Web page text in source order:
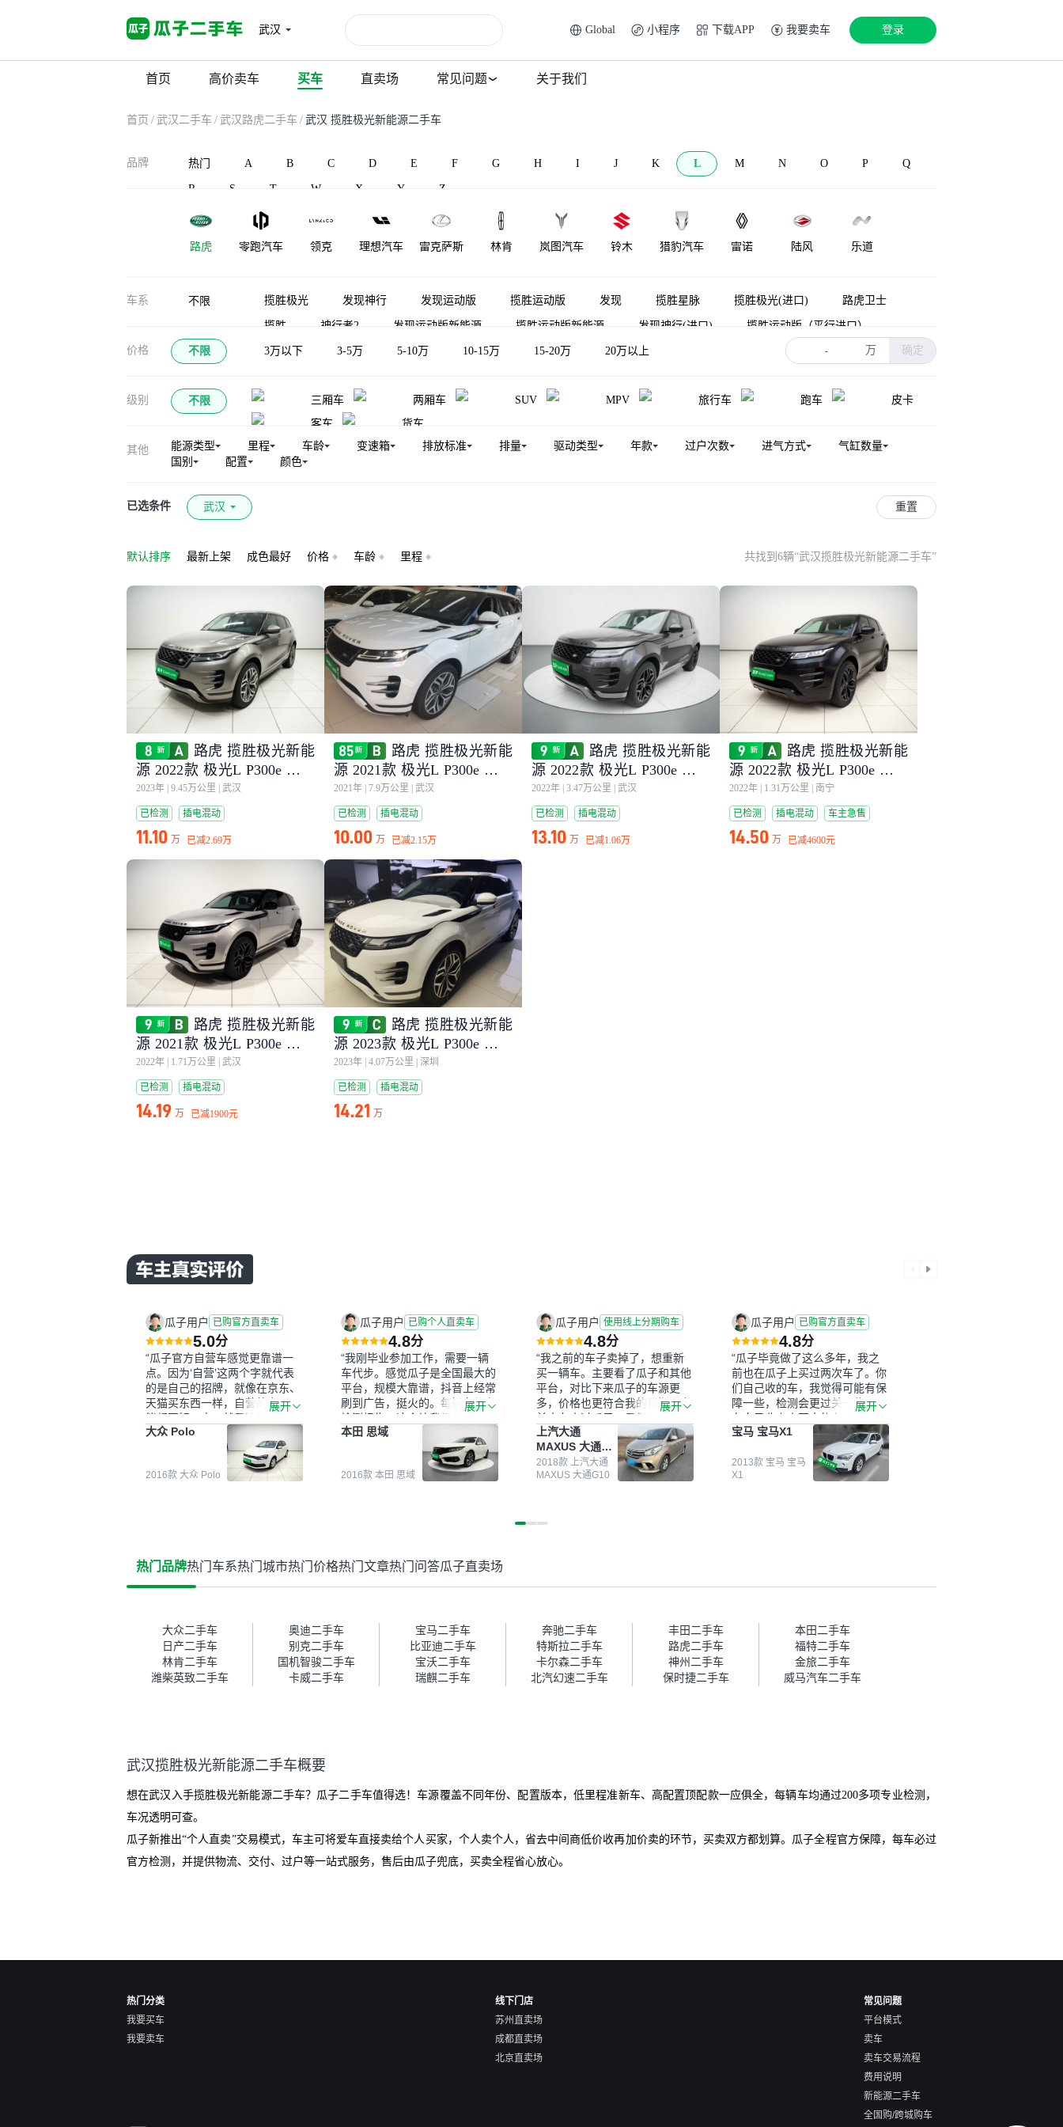
武汉 Global 小程序 下载APP 我要卖车 登录
首页 高价卖车 买车 直卖场 常见问题 关于我们
首页 / 武汉二手车 / 武汉路虎二手车 / 武汉 揽胜极光新能源二手车
品牌 热门 A B C D E F G H I J K L M N O P Q
R S T W X Y Z
路虎 零跑汽车 领克 理想汽车 雷克萨斯 林肯 岚图汽车 铃木 猎豹汽车 雷诺 陆风 乐道
凌宝汽车 蓝电 莲花跑车 菱势汽车 理念 雷达汽车 莲花汽车 力帆汽车 LEVC 兰博基尼 Lorinser
龙程汽车
MOTORS
车系 不限 揽胜极光 发现神行 发现运动版 揽胜运动版 发现 揽胜星脉 揽胜极光(进口) 路虎卫士
揽胜 神行者2 发现运动版新能源 揽胜运动版新能源 发现神行(进口) 揽胜运动版（平行进口）
揽胜行政（平行进口） 揽胜极光新能源 发现（平行进口） 路虎卫士新能源 揽胜新能源 神行者
价格 不限 3万以下 3-5万 5-10万 10-15万 15-20万 20万以上 - 万 确定
级别 不限 三厢车 两厢车 SUV MPV 旅行车 跑车
皮卡
客车
货车
其他 能源类型 里程 车龄 变速箱 排放标准 排量 驱动类型 年款 过户次数 进气方式
气缸数量
国别
配置 颜色
已选条件 武汉 重置
默认排序 最新上架 成色最好 价格 车龄 里程 共找到6辆“武汉揽胜极光新能源二手车”
路虎 揽胜极光新能
源 2022款 极光L P300e 插电
式电动混合版
2023年 9.45万公里 武汉
已检测 插电混动
11.10 万 已减2.69万
路虎 揽胜极光新能
源 2021款 极光L P300e 豪华
版
2021年 7.9万公里 武汉
已检测 插电混动
10.00 万 已减2.15万
路虎 揽胜极光新能
源 2022款 极光L P300e 插电
式电动混合版
2022年 3.47万公里 武汉
已检测 插电混动
13.10 万 已减1.06万
路虎 揽胜极光新能
源 2022款 极光L P300e 插电
式电动混合版
2022年 1.31万公里 南宁
已检测 插电混动 车主急售
14.50 万 已减4600元
路虎 揽胜极光新能
源 2021款 极光L P300e 豪华
版
2022年 1.71万公里 武汉
已检测 插电混动
14.19 万 已减1900元
路虎 揽胜极光新能
源 2023款 极光L P300e 插电
式电动混合版
2023年 4.07万公里 深圳
已检测 插电混动
14.21 万
瓜子用户 已购官方直卖车
5.0分
“瓜子官方自营车感觉更靠谱一
点。因为‘自营’这两个字就代表
的是自己的招牌，就像在京东、
天猫买东西一样，自营的东西可
能都要好一点。就是这种刻板印
象吧。一开始买二手车的时候，
我确实有担心过事故车、泡水车
这些问题。瓜子的检测报告其实
并不能完全打消顾虑，因为我也
果跟你们的报告是符合的，所以
这次车况没问题。购车流程挺快
车。去之前我提前跟交接人员说
好，到了之后要当着我的面再做
一次复检，你们也安排了师傅，
服务可以，速度很快。体验下来
自营车的感觉是要比个人车好一
我协商，主动权在平台手里。”
展开
大众 Polo
2016款 大众 Polo
瓜子用户 已购个人直卖车
4.8分
“我刚毕业参加工作，需要一辆
车代步。感觉瓜子是全国最大的
平台，规模大靠谱，抖音上经常
刷到广告，挺火的。每辆车都有
检测报告，这个让我很放心。去
外面买车全凭卖家一张嘴，不敢
买。我买了本田思域，白色，过
户次数少，公里数符合，虽然价
格比我心理预期略高一点，但瓜
价格比车商那便宜，车况也有检
展开
本田 思域
2016款 本田 思域
瓜子用户 使用线上分期购车
4.8分
“我之前的车子卖掉了，想重新
买一辆车。主要看了瓜子和其他
平台，对比下来瓜子的车源更
多，价格也更符合我的预期。之
前卖车来过瓜子，虽然价格没谈
成，但APP一直留着。瓜子毕竟
是大平台，整体印象还好。我最
终买了一台上汽大通，18年的
车，公里数9万多，符合我的要
捷，其他平台的分期需要到当地
障。”
展开
上汽大通
MAXUS 大通
G10
2018款 上汽大通
MAXUS 大通G10
瓜子用户 已购官方直卖车
4.8分
“瓜子毕竟做了这么多年，我之
前也在瓜子上买过两次车了。你
们自己收的车，我觉得可能有保
障一些，检测会更过关一些。平
台自己收上来再卖的车，应该更
可靠。我买的是宝马X1，主要看
中它的价格和公里数比较合适。
另外，瓜子承诺无火烧、无事
故、无泡水、无调表，在平台自
帮我谈价。自营车我讲过价，最
后是通过花一块钱买优惠券的方
式，便宜了800块钱成交。”
展开
宝马 宝马X1
2013款 宝马 宝马
X1
热门品牌热门车系热门城市热门价格热门文章热门问答瓜子直卖场
大众二手车 奥迪二手车 宝马二手车 奔驰二手车 丰田二手车
本田二手车
日产二手车
别克二手车 比亚迪二手车 特斯拉二手车 路虎二手车
福特二手车
林肯二手车
国机智骏二手车 宝沃二手车 卡尔森二手车 神州二手车
金旅二手车
潍柴英致二手车
卡威二手车 瑞麒二手车 北汽幻速二手车 保时捷二手车 威马汽车二手车
武汉揽胜极光新能源二手车概要
想在武汉入手揽胜极光新能源二手车？瓜子二手车值得选！车源覆盖不同年份、配置版本，低里程准新车、高配置顶配款一应俱全，每辆车均通过200多项专业检测，
车况透明可查。
瓜子新推出“个人直卖”交易模式，车主可将爱车直接卖给个人买家，个人卖个人，省去中间商低价收再加价卖的环节，买卖双方都划算。瓜子全程官方保障，每车必过
官方检测，并提供物流、交付、过户等一站式服务，售后由瓜子兜底，买卖全程省心放心。
热门分类
我要买车
我要卖车
线下门店
苏州直卖场
成都直卖场
北京直卖场
常见问题
平台模式
卖车
卖车交易流程
费用说明
新能源二手车
全国购/跨城购车